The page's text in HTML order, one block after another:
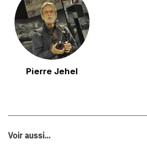
Pierre Jehel
Voir aussi...